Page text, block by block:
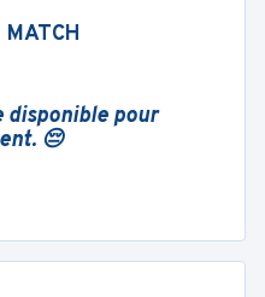
MATCH
disponible pour
😔